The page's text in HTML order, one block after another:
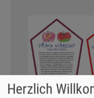
Herzlich